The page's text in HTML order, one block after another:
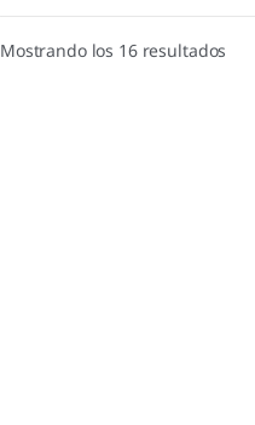
Mostrando los 16 resultados